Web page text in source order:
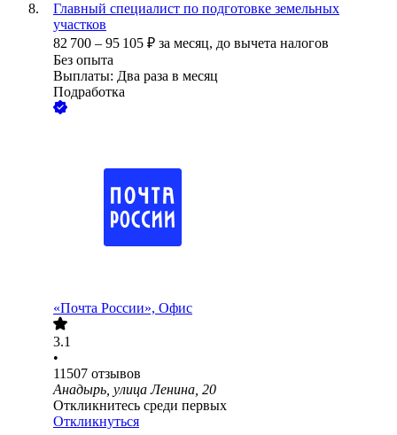
Главный специалист по подготовке земельных
участков
82 700 – 95 105 ₽ за месяц, до вычета налогов
Без опыта
Выплаты: Два раза в месяц
Подработка
«Почта России», Офис
3.1
•
11507 отзывов
Анадырь, улица Ленина, 20
Откликнитесь среди первых
Откликнуться